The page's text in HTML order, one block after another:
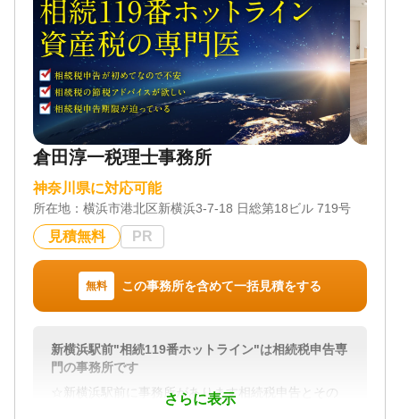
横浜での相続に精通したプロチームが、相続法務か
ら税務にいたるまでお客様をフルサポートします。
面談は土日やオンライン、ご自宅への出張面談も可
能です。お気軽にご相談ください。
対応地域
神奈川県、東京都
対応業務
棄 / 成年後見 / 相続手続き / 銀行手続き / 戸籍収集 /
相続人調査 / 生前贈与（不動産名義変更）
対応体制
電話相談可 / 訪問可 / 女性スタッフ対応可 / 土日相談
可 / 初回相談無料 / オンライン面談可 / 事務所面談可
倉田淳一税理士事務所
神奈川県に対応可能
所在地： 横浜市港北区新横浜3-7-18 日総第18ビル 719号
見積無料 PR
無料 この事務所を含めて一括見積をする
さらに表示
新横浜駅前"相続119番ホットライン"は相続税申告専
門の事務所です
☆新横浜駅前に事務所があります相続税申告とその
周辺業務に特化した資産税専門の事務所です。